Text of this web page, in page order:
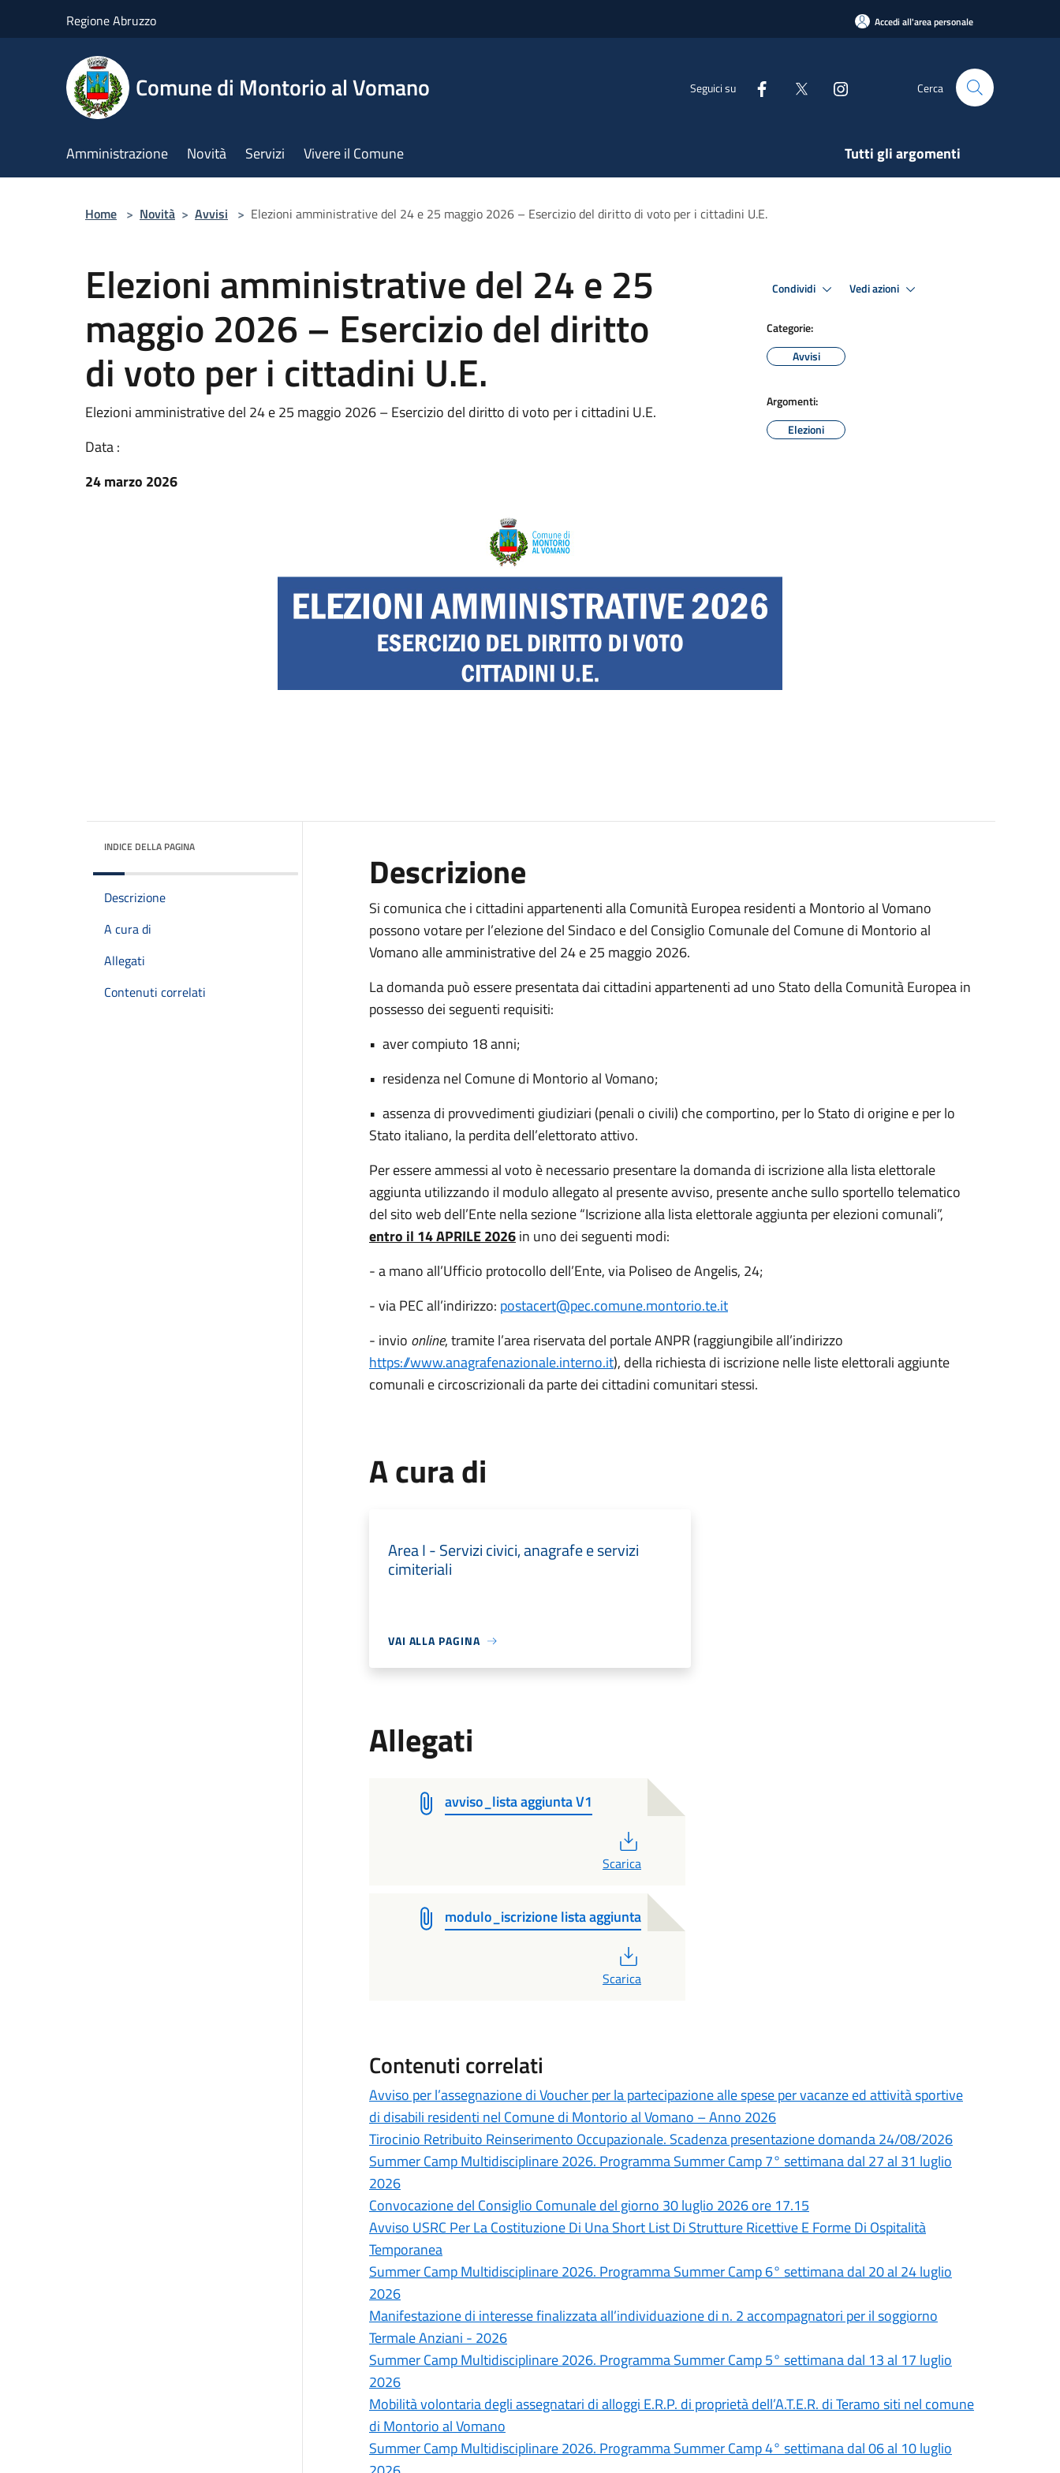
Regione Abruzzo Accedi all'area personale
Comune di Montorio al Vomano Seguici su Cerca
Amministrazione Novità Servizi Vivere il Comune Tutti gli argomenti
Home > Novità > Avvisi > Elezioni amministrative del 24 e 25 maggio 2026 – Esercizio del diritto di voto per i cittadini U.E.
Elezioni amministrative del 24 e 25
maggio 2026 – Esercizio del diritto
di voto per i cittadini U.E.
Elezioni amministrative del 24 e 25 maggio 2026 – Esercizio del diritto di voto per i cittadini U.E.
Data :
24 marzo 2026
Condividi Vedi azioni
Categorie:
Avvisi
Argomenti:
Elezioni
INDICE DELLA PAGINA
Descrizione
A cura di
Allegati
Contenuti correlati
Descrizione
Si comunica che i cittadini appartenenti alla Comunità Europea residenti a Montorio al Vomano
possono votare per l’elezione del Sindaco e del Consiglio Comunale del Comune di Montorio al
Vomano alle amministrative del 24 e 25 maggio 2026.
La domanda può essere presentata dai cittadini appartenenti ad uno Stato della Comunità Europea in
possesso dei seguenti requisiti:
• aver compiuto 18 anni;
• residenza nel Comune di Montorio al Vomano;
• assenza di provvedimenti giudiziari (penali o civili) che comportino, per lo Stato di origine e per lo
Stato italiano, la perdita dell’elettorato attivo.
Per essere ammessi al voto è necessario presentare la domanda di iscrizione alla lista elettorale
aggiunta utilizzando il modulo allegato al presente avviso, presente anche sullo sportello telematico
del sito web dell’Ente nella sezione “Iscrizione alla lista elettorale aggiunta per elezioni comunali”,
entro il 14 APRILE 2026in uno dei seguenti modi:
- a mano all’Ufficio protocollo dell’Ente, via Poliseo de Angelis, 24;
- via PEC all’indirizzo: postacert@pec.comune.montorio.te.it
- invio online, tramite l’area riservata del portale ANPR (raggiungibile all’indirizzo
https://www.anagrafenazionale.interno.it), della richiesta di iscrizione nelle liste elettorali aggiunte
comunali e circoscrizionali da parte dei cittadini comunitari stessi.
A cura di
Area I - Servizi civici, anagrafe e servizi
cimiteriali
VAI ALLA PAGINA
Allegati
avviso_lista aggiunta V1
Scarica
modulo_iscrizione lista aggiunta
Scarica
Contenuti correlati
Avviso per l’assegnazione di Voucher per la partecipazione alle spese per vacanze ed attività sportive
di disabili residenti nel Comune di Montorio al Vomano – Anno 2026
Tirocinio Retribuito Reinserimento Occupazionale. Scadenza presentazione domanda 24/08/2026
Summer Camp Multidisciplinare 2026. Programma Summer Camp 7° settimana dal 27 al 31 luglio
2026
Convocazione del Consiglio Comunale del giorno 30 luglio 2026 ore 17.15
Avviso USRC Per La Costituzione Di Una Short List Di Strutture Ricettive E Forme Di Ospitalità
Temporanea
Summer Camp Multidisciplinare 2026. Programma Summer Camp 6° settimana dal 20 al 24 luglio
2026
Manifestazione di interesse finalizzata all’individuazione di n. 2 accompagnatori per il soggiorno
Termale Anziani - 2026
Summer Camp Multidisciplinare 2026. Programma Summer Camp 5° settimana dal 13 al 17 luglio
2026
Mobilità volontaria degli assegnatari di alloggi E.R.P. di proprietà dell’A.T.E.R. di Teramo siti nel comune
di Montorio al Vomano
Summer Camp Multidisciplinare 2026. Programma Summer Camp 4° settimana dal 06 al 10 luglio